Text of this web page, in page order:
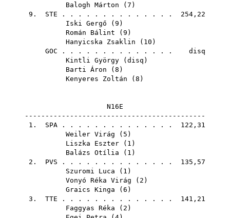
Balogh Márton ( 7 )
9. STE . . . . . . . . . . . . . . 254,22
Iski Gergő ( 9 )
Román Bálint ( 9 )
Hanyicska Zsaklin ( 10 )
GOC . . . . . . . . . . . . . . disq
Kintli György ( disq )
Barti Áron ( 8 )
Kenyeres Zoltán ( 8 )
N16E
--------------------------------------------
1. SPA . . . . . . . . . . . . . . 122,31
Weiler Virág ( 5 )
Liszka Eszter ( 1 )
Balázs Otília ( 1 )
2. PVS . . . . . . . . . . . . . . 135,57
Szuromi Luca ( 1 )
Vonyó Réka Virág ( 2 )
Graics Kinga ( 6 )
3. TTE . . . . . . . . . . . . . . 141,21
Faggyas Réka ( 2 )